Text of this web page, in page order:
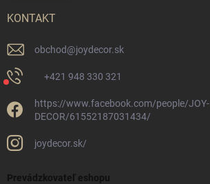
KONTAKT
obchod@joydecor.sk
+421 948 330 321
https://www.facebook.com/people/JOY-
DECOR/61552187031434/
joydecor.sk/
Prevádzkovateľ eshopu